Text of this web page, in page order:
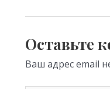
as
s
ni
ki
m
Оставьте
Ваш адрес email